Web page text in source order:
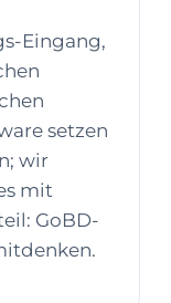
Eingang,
setzen
wir
mit
GoBD-